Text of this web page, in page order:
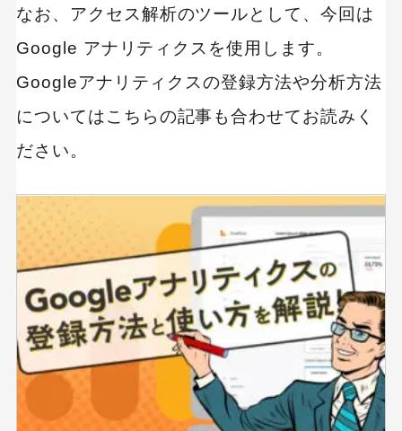
MEO
Shopify SNS広告
TikTok
TikTok運用代行Tips
Webサイトリニューアル
アクセス解析
インフルエンサーマーケTips
コーポレートサイト
コンテンツマーケティング
サイト改善
ディスプレイ広告
フレームワーク
ホワイトペーパー
メルマガ
リスティング広告
リンクビルディング
採用サイト
調査レポート
なお、アクセス解析のツールとして、今回は
Google アナリティクスを使用します。
Googleアナリティクスの登録方法や分析方法
についてはこちらの記事も合わせてお読みく
ださい。